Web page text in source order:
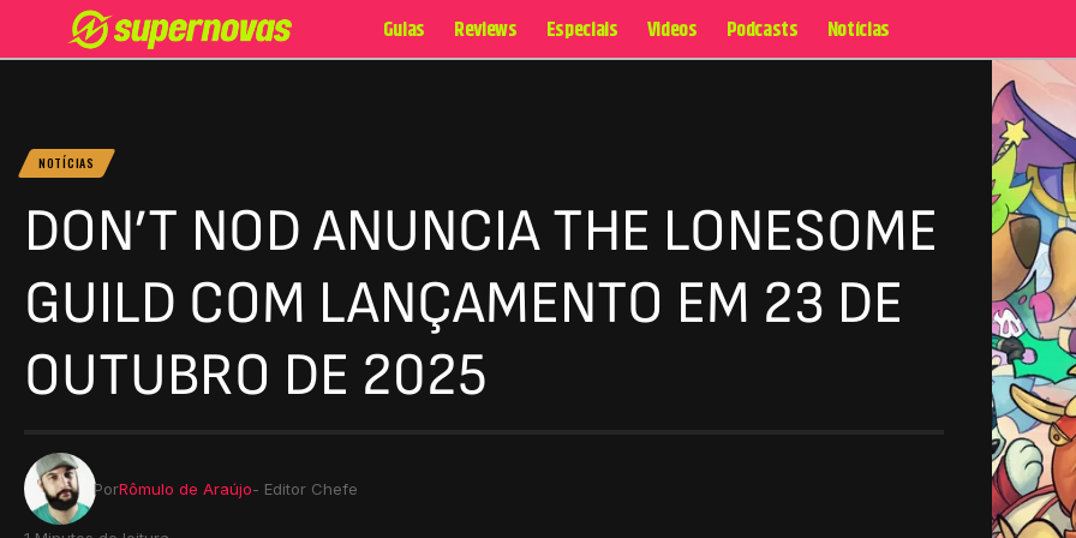
Guias Reviews Especiais Videos Podcasts Notícias
NOTÍCIAS
DON’T NOD ANUNCIA THE LONESOME
GUILD COM LANÇAMENTO EM 23 DE
OUTUBRO DE 2025
PorRômulo de Araújo- Editor Chefe